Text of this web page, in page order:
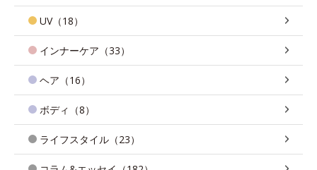
UV（18）
インナーケア（33）
ヘア（16）
ボディ（8）
ライフスタイル（23）